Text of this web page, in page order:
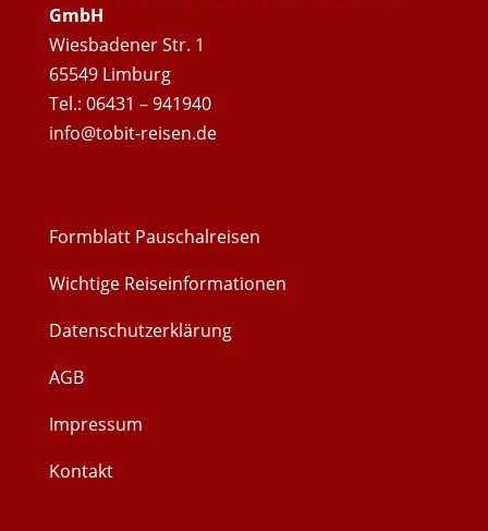
GmbH
Wiesbadener Str. 1
65549 Limburg
Tel.: 06431 – 941940
info@tobit-reisen.de
Formblatt Pauschalreisen
Wichtige Reiseinformationen
Datenschutzerklärung
AGB
Impressum
Kontakt